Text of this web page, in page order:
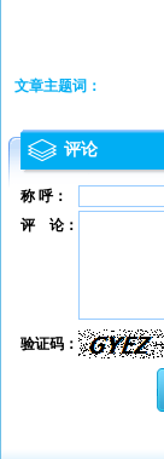
文章主题词：
评论
称 呼：
评 论：
验证码：